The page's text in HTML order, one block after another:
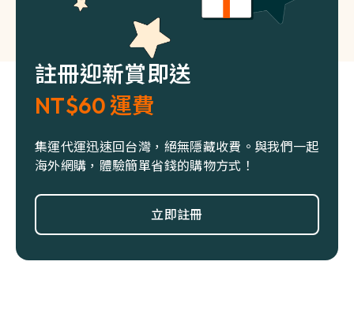
註冊迎新賞即送
NT$60 運費
集運代運迅速回台灣，絕無隱藏收費。與我們一起
海外網購，體驗簡單省錢的購物方式！
立即註冊